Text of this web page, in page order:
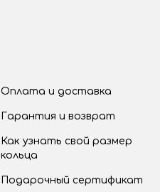
Оплата и доставка
Гарантия и возврат
Как узнать свой размер
кольца
Подарочный сертификат